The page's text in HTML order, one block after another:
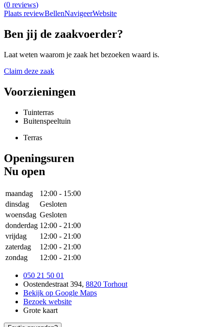
(0 reviews)
Plaats reviewBellenNavigeerWebsite
Ben jij de zaakvoerder?
Laat weten waarom je zaak het bezoeken waard is.
Claim deze zaak
Voorzieningen
Tuinterras
Buitenspeeltuin
Terras
Openingsuren
Nu open
maandag 12:00 - 15:00
dinsdag
Gesloten
woensdag Gesloten
donderdag 12:00 - 21:00
vrijdag
12:00 - 21:00
zaterdag
12:00 - 21:00
zondag
12:00 - 21:00
050 21 50 01
Oostendestraat 394, 8820 Torhout
Bekijk op Google Maps
Bezoek website
Grote kaart